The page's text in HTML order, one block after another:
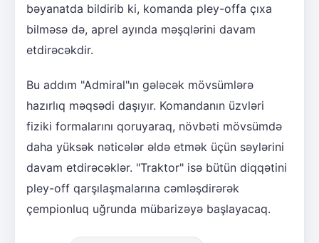
bəyanatda bildirib ki, komanda pley-offa çıxa
bilməsə də, aprel ayında məşqlərini davam
etdirəcəkdir.
Bu addım "Admiral"ın gələcək mövsümlərə
hazırlıq məqsədi daşıyır. Komandanın üzvləri
fiziki formalarını qoruyaraq, növbəti mövsümdə
daha yüksək nəticələr əldə etmək üçün səylərini
davam etdirəcəklər. "Traktor" isə bütün diqqətini
pley-off qarşılaşmalarına cəmləşdirərək
çempionluq uğrunda mübarizəyə başlayacaq.